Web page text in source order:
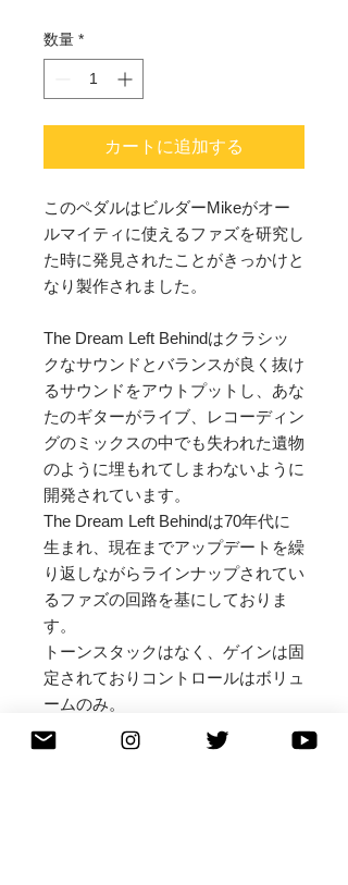
数量 *
カートに追加する
このペダルはビルダーMikeがオー
ルマイティに使えるファズを研究し
た時に発見されたことがきっかけと
なり製作されました。
The Dream Left Behindはクラシッ
クなサウンドとバランスが良く抜け
るサウンドをアウトプットし、あな
たのギターがライブ、レコーディン
グのミックスの中でも失われた遺物
のように埋もれてしまわないように
開発されています。
​The Dream Left Behindは70年代に
生まれ、現在までアップデートを繰
り返しながらラインナップされてい
るファズの回路を基にしておりま
す。
トーンスタックはなく、ゲインは固
定されておりコントロールはボリュ
ームのみ。
歪みの量は、ギターのボリュームを
絞ることで、上記の基となっている